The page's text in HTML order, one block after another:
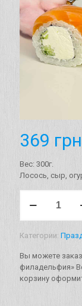
369
Вес: 300г.
Лосось, сыр,
товара
филадельфия"
Вес:
300г.
Категории:
Вы можете
филадельфия»
корзину